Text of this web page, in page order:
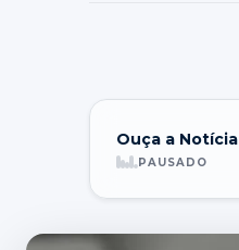
Ouça a Notícia
PAUSADO